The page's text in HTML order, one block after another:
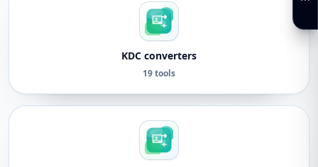
KDC converters
19 tools